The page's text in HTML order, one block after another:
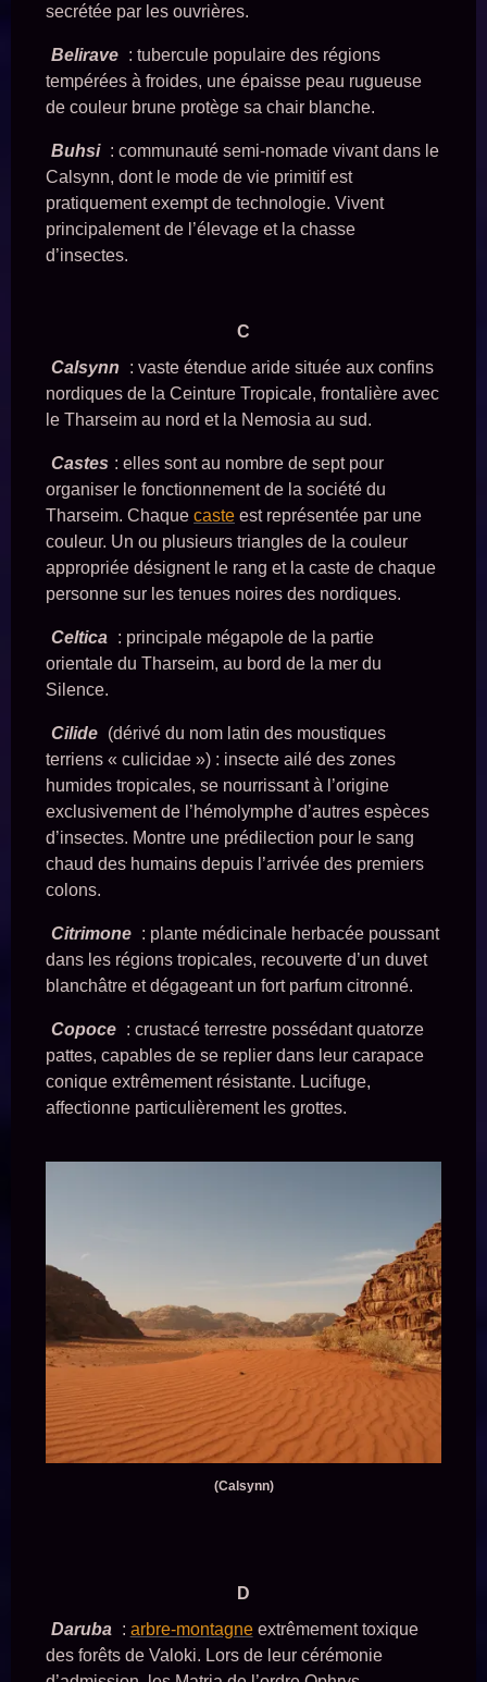
secrétée par les ouvrières.
Belirave
: tubercule populaire des régions
tempérées à froides, une épaisse peau rugueuse
de couleur brune protège sa chair blanche.
Buhsi : communauté semi-nomade vivant dans le
Calsynn, dont le mode de vie primitif est
pratiquement exempt de technologie. Vivent
principalement de l’élevage et la chasse
d’insectes.
C
Calsynn
: vaste étendue aride située aux confins
nordiques de la Ceinture Tropicale, frontalière avec
le Tharseim au nord et la Nemosia au sud.
Castes : elles sont au nombre de sept pour
organiser le fonctionnement de la société du
Tharseim. Chaque caste est représentée par une
couleur. Un ou plusieurs triangles de la couleur
appropriée désignent le rang et la caste de chaque
personne sur les tenues noires des nordiques.
Celtica : principale mégapole de la partie
orientale du Tharseim, au bord de la mer du
Silence.
Cilide (dérivé du nom latin des moustiques
terriens « culicidae ») : insecte ailé des zones
humides tropicales, se nourrissant à l’origine
exclusivement de l’hémolymphe d’autres espèces
d’insectes. Montre une prédilection pour le sang
chaud des humains depuis l’arrivée des premiers
colons.
Citrimone
: plante médicinale herbacée poussant
dans les régions tropicales, recouverte d’un duvet
blanchâtre et dégageant un fort parfum citronné.
Copoce
: crustacé terrestre possédant quatorze
pattes, capables de se replier dans leur carapace
conique extrêmement résistante. Lucifuge,
affectionne particulièrement les grottes.
(Calsynn)
D
Daruba : arbre-montagneextrêmement toxique
des forêts de Valoki. Lors de leur cérémonie